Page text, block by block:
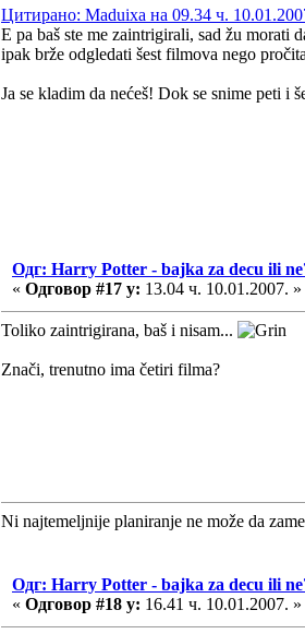
Цитирано: Maduixa на 09.34 ч.
E pa baš ste me zaintrigirali, sad žu
ipak brže odgledati šest filmova nego
Ja se kladim da nećeš! Dok se snime peti i
Одг: Harry Potter - bajka za decu ili
« Одговор #17 у: 13.04 ч. 10.01.2007. »
Toliko zaintrigirana, baš i nisam...
Znači, trenutno ima četiri filma?
Ni najtemeljnije planiranje ne može da
Одг: Harry Potter - bajka za decu ili
« Одговор #18 у: 16.41 ч. 10.01.2007. »